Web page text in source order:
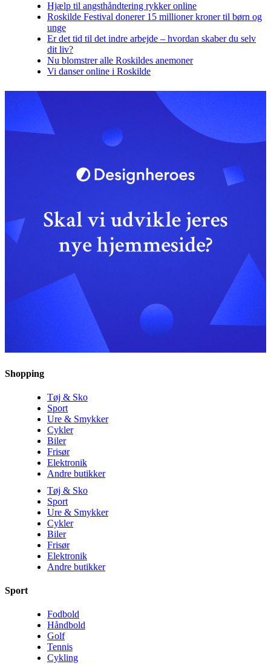
Hjælp til angsthåndtering rykker online
Roskilde Festival donerer 15 millioner kroner til børn og
unge
Er det tid til det indre arbejde – hvordan skaber du selv
dit liv?
Nu blomstrer alle Roskildes anemoner
Vi danser online i Roskilde
Shopping
Tøj & Sko
Sport
Ure & Smykker
Cykler
Biler
Frisør
Elektronik
Andre butikker
Tøj & Sko
Sport
Ure & Smykker
Cykler
Biler
Frisør
Elektronik
Andre butikker
Sport
Fodbold
Håndbold
Golf
Tennis
Cykling